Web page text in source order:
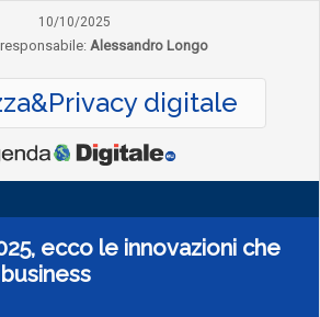
10/10/2025
Alessandro Longo
digitale
ecco le innovazioni che